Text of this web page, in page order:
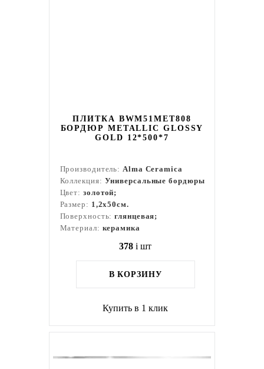
ПЛИТКА BWM51MET808
БОРДЮР METALLIC GLOSSY
GOLD 12*500*7
Производитель:Alma Ceramica
Коллекция: Универсальные бордюры
Цвет: золотой;
Размер: 1,2x50см.
Поверхность:глянцевая;
Материал: керамика
378 i шт
В КОРЗИНУ
Купить в 1 клик